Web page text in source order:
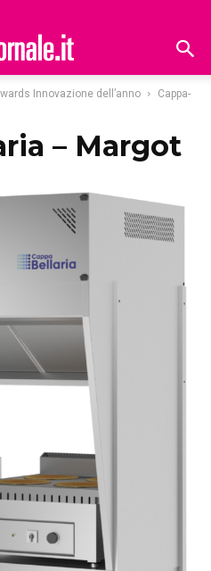
Innovazione dell’anno
Cappa-
– Margot